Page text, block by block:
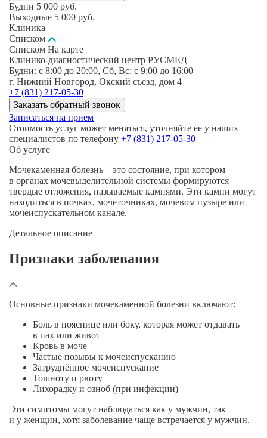
Будни 5 000 руб.
Выходные 5 000 руб.
Клиника
Списком
Списком На карте
Клинико-диагностический центр РУСМЕД
Будни: c 8:00 до 20:00, Сб, Вс: c 9:00 до 16:00
г. Нижний Новгород, Окский съезд, дом 4
+7 (831) 217-05-30
Заказать обратный звонок
Записаться на прием
Стоимость услуг может меняться, уточняйте ее у наших
специалистов по телефону +7 (831) 217-05-30
Об услуге
Мочекаменная болезнь – это состояние, при котором
в органах мочевыделительной системы формируются
твердые отложения, называемые камнями. Эти камни могут
находиться в почках, мочеточниках, мочевом пузыре или
мочеиспускательном канале.
Детальное описание
Признаки заболевания
Основные признаки мочекаменной болезни включают:
Боль в пояснице или боку, которая может отдавать
в пах или живот
Кровь в моче
Частые позывы к мочеиспусканию
Затруднённое мочеиспускание
Тошноту и рвоту
Лихорадку и озноб (при инфекции)
Эти симптомы могут наблюдаться как у мужчин, так
и у женщин, хотя заболевание чаще встречается у мужчин.